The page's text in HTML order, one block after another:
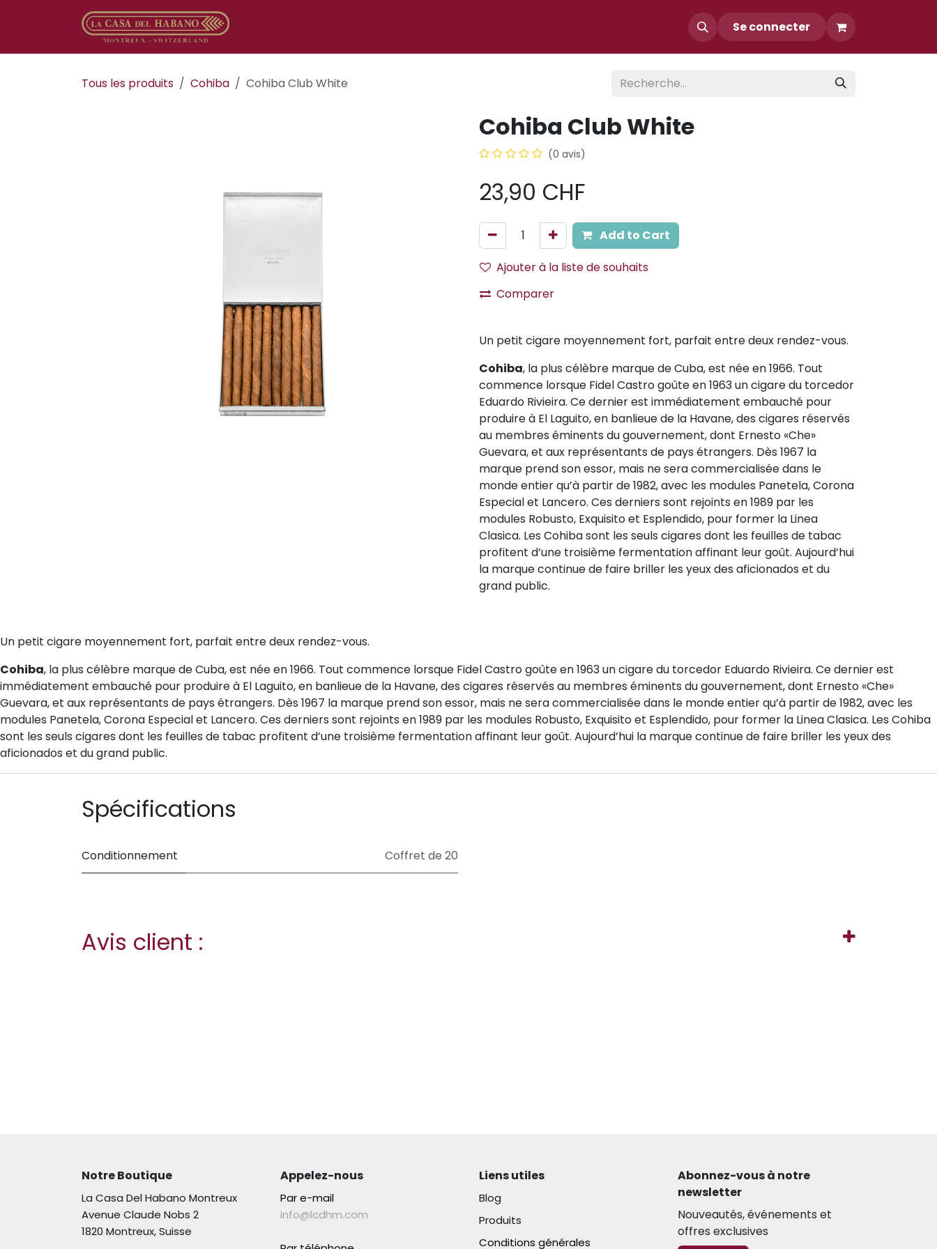
Se rendre au contenu
Se connecter
Tous les produits Cohiba Cohiba Club White
Cohiba Club White
(0 avis)
23,90 CHF
Add to Cart
Ajouter à la liste de souhaits
Comparer
Un petit cigare moyennement fort, parfait entre deux rendez-vous.
Cohiba, la plus célèbre marque de Cuba, est née en 1966. Tout
commence lorsque Fidel Castro goûte en 1963 un cigare du torcedor
Eduardo Rivieira. Ce dernier est immédiatement embauché pour
produire à El Laguito, en banlieue de la Havane, des cigares réservés
au membres éminents du gouvernement, dont Ernesto «Che»
Guevara, et aux représentants de pays étrangers. Dès 1967 la
marque prend son essor, mais ne sera commercialisée dans le
monde entier qu’à partir de 1982, avec les modules Panetela, Corona
Especial et Lancero. Ces derniers sont rejoints en 1989 par les
modules Robusto, Exquisito et Esplendido, pour former la Linea
Clasica. Les Cohiba sont les seuls cigares dont les feuilles de tabac
profitent d’une troisième fermentation affinant leur goût. Aujourd’hui
la marque continue de faire briller les yeux des aficionados et du
grand public.
Un petit cigare moyennement fort, parfait entre deux rendez-vous.
Cohiba, la plus célèbre marque de Cuba, est née en 1966. Tout commence lorsque Fidel Castro goûte en 1963 un cigare du torcedor Eduardo Rivieira. Ce dernier est
immédiatement embauché pour produire à El Laguito, en banlieue de la Havane, des cigares réservés au membres éminents du gouvernement, dont Ernesto «Che»
Guevara, et aux représentants de pays étrangers. Dès 1967 la marque prend son essor, mais ne sera commercialisée dans le monde entier qu’à partir de 1982, avec les
modules Panetela, Corona Especial et Lancero. Ces derniers sont rejoints en 1989 par les modules Robusto, Exquisito et Esplendido, pour former la Linea Clasica. Les Cohiba
sont les seuls cigares dont les feuilles de tabac profitent d’une troisième fermentation affinant leur goût. Aujourd’hui la marque continue de faire briller les yeux des
aficionados et du grand public.
Spécifications
Conditionnement Coffret de 20
Avis client :
Notre Boutique
La Casa Del Habano Montreux
Avenue Claude Nobs 2
1820 Montreux, Suisse
Appelez-nous
Par e-mail
info@lcdhm.com
Liens utiles
Blog
Produits
Conditions générales
Abonnez-vous à notre
newsletter​
Nouveautés, événements et
offres exclusives